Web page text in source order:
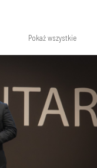
Pokaż wszystkie